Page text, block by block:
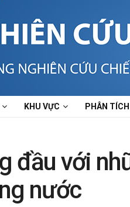
KHU VỰC PHÂN TÍCH
đầu với
nước